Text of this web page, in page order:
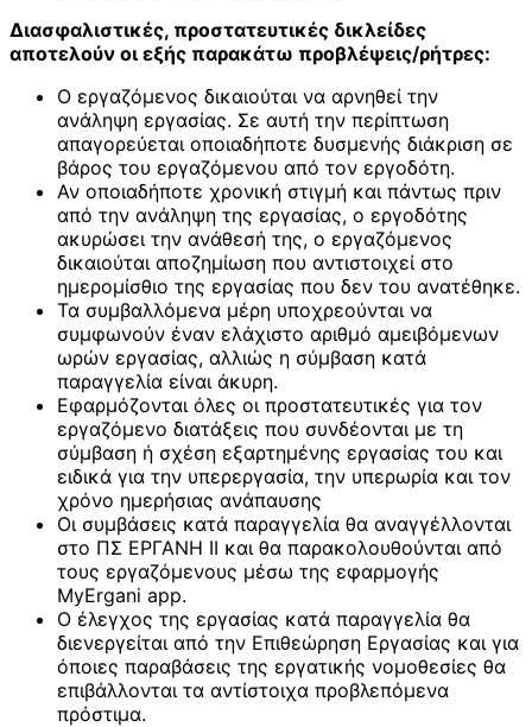
Διασφαλιστικές, προστατευτικές δικλείδες
αποτελούν οι εξής παρακάτω προβλέψεις/ρήτρες:
Ο εργαζόμενος δικαιούται να αρνηθεί την
ανάληψη εργασίας. Σε αυτή την περίπτωση
απαγορεύεται οποιαδήποτε δυσμενής διάκριση σε
βάρος του εργαζόμενου από τον εργοδότη.
Αν οποιαδήποτε χρονική στιγμή και πάντως πριν
από την ανάληψη της εργασίας, ο εργοδότης
ακυρώσει την ανάθεσή της, ο εργαζόμενος
δικαιούται αποζημίωση που αντιστοιχεί στο
ημερομίσθιο της εργασίας που δεν του ανατέθηκε.
Τα συμβαλλόμενα μέρη υποχρεούνται να
συμφωνούν έναν ελάχιστο αριθμό αμειβόμενων
ωρών εργασίας, αλλιώς η σύμβαση κατά
παραγγελία είναι άκυρη.
Εφαρμόζονται όλες οι προστατευτικές για τον
εργαζόμενο διατάξεις που συνδέονται με τη
σύμβαση ή σχέση εξαρτημένης εργασίας του και
ειδικά για την υπερεργασία, την υπερωρία και τον
χρόνο ημερήσιας ανάπαυσης
Οι συμβάσεις κατά παραγγελία θα αναγγέλλονται
στο ΠΣ ΕΡΓΑΝΗ ΙΙ και θα παρακολουθούνται από
τους εργαζόμενους μέσω της εφαρμογής
MyErgani app.
Ο έλεγχος της εργασίας κατά παραγγελία θα
διενεργείται από την Επιθεώρηση Εργασίας και για
όποιες παραβάσεις της εργατικής νομοθεσίες θα
επιβάλλονται τα αντίστοιχα προβλεπόμενα
πρόστιμα.